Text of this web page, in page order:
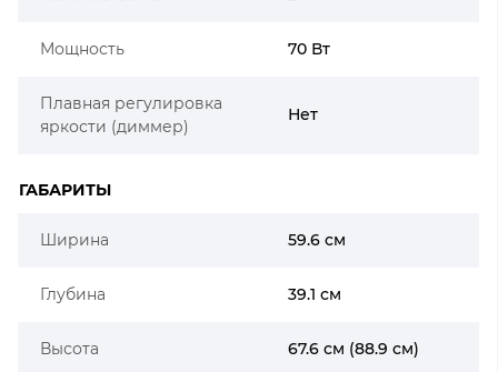
Мощность 70 Вт
Плавная регулировка
яркости (диммер)
Нет
ГАБАРИТЫ
Ширина 59.6 см
Глубина 39.1 см
Высота 67.6 см (88.9 см)